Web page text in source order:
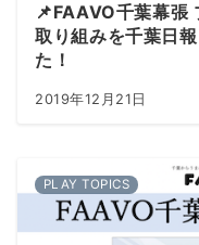
📌FAAVO千葉幕張
取り組みを千葉日
た！
2019年12月21日
PLAY TOPICS